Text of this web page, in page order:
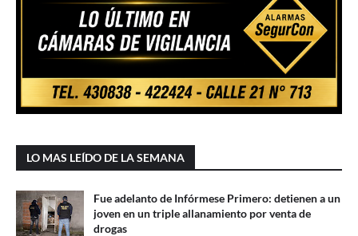
LO MAS LEÍDO DE LA SEMANA
Fue adelanto de Infórmese Primero: detienen a un
joven en un triple allanamiento por venta de
drogas